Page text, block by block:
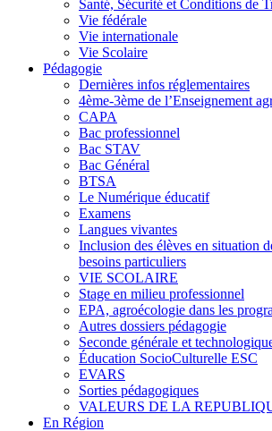
Santé, Sécurité et Conditions de
Vie fédérale
Vie internationale
Vie Scolaire
Pédagogie
Dernières infos réglementaires
4ème-3ème de l’Enseignement
CAPA
Bac professionnel
Bac STAV
Bac Général
BTSA
Le Numérique éducatif
Examens
Langues vivantes
Inclusion des élèves en situation
besoins particuliers
VIE SCOLAIRE
Stage en milieu professionnel
EPA, agroécologie dans les
Autres dossiers pédagogie
Seconde générale et
Éducation SocioCulturelle ESC
EVARS
Sorties pédagogiques
VALEURS DE LA
En Région